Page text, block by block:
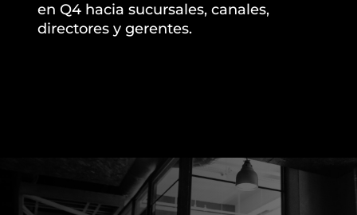
en Q4 hacia sucursales, canales,
directores y gerentes.